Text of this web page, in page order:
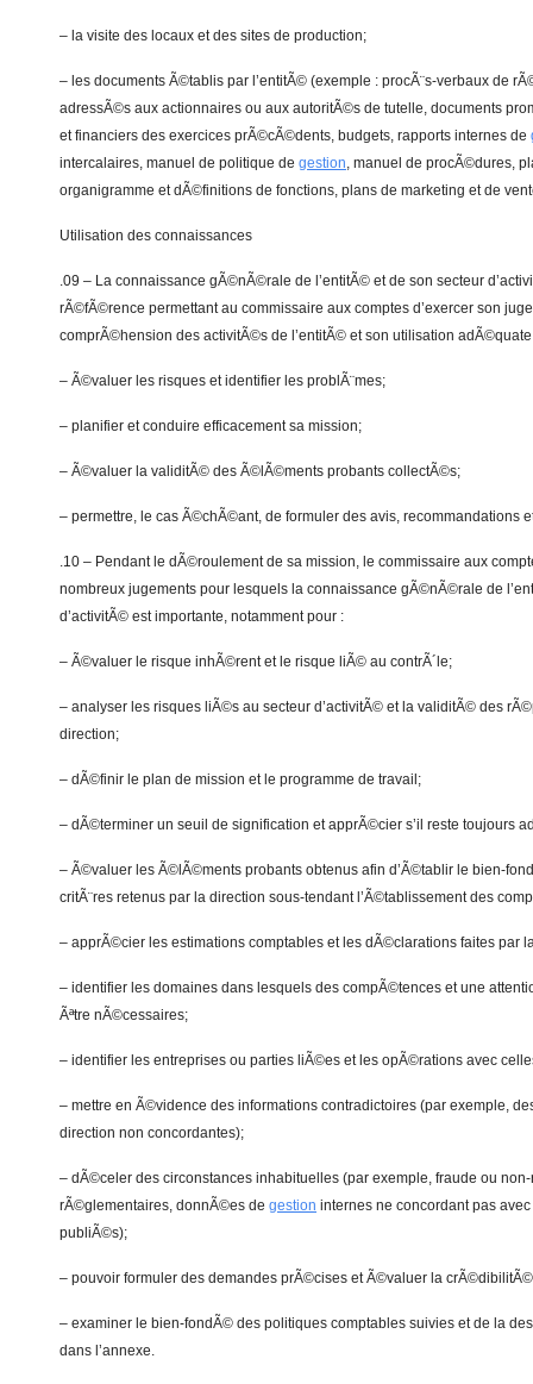
– la visite des locaux et des sites de production;
– les documents Ã©tablis par l’entitÃ© (exemple : procÃ¨s-verbaux de
adressÃ©s aux actionnaires ou aux autoritÃ©s de tutelle, documents
et financiers des exercices prÃ©cÃ©dents, budgets, rapports internes de
intercalaires, manuel de politique de gestion, manuel de procÃ©dures,
organigramme et dÃ©finitions de fonctions, plans de marketing et de
Utilisation des connaissances
.09 – La connaissance gÃ©nÃ©rale de l’entitÃ© et de son secteur
rÃ©fÃ©rence permettant au commissaire aux comptes d’exercer son
comprÃ©hension des activitÃ©s de l’entitÃ© et son utilisation
– Ã©valuer les risques et identifier les problÃ¨mes;
– planifier et conduire efficacement sa mission;
– Ã©valuer la validitÃ© des Ã©lÃ©ments probants collectÃ©s;
– permettre, le cas Ã©chÃ©ant, de formuler des avis, recommandations
.10 – Pendant le dÃ©roulement de sa mission, le commissaire aux
nombreux jugements pour lesquels la connaissance gÃ©nÃ©rale de
d’activitÃ© est importante, notamment pour :
– Ã©valuer le risque inhÃ©rent et le risque liÃ© au contrÃ´le;
– analyser les risques liÃ©s au secteur d’activitÃ© et la validitÃ© des
direction;
– dÃ©finir le plan de mission et le programme de travail;
– dÃ©terminer un seuil de signification et apprÃ©cier s’il reste toujours
– Ã©valuer les Ã©lÃ©ments probants obtenus afin d’Ã©tablir le bien-
critÃ¨res retenus par la direction sous-tendant l’Ã©tablissement des
– apprÃ©cier les estimations comptables et les dÃ©clarations faites par
– identifier les domaines dans lesquels des compÃ©tences et une
Ãªtre nÃ©cessaires;
– identifier les entreprises ou parties liÃ©es et les opÃ©rations avec
– mettre en Ã©vidence des informations contradictoires (par exemple,
direction non concordantes);
– dÃ©celer des circonstances inhabituelles (par exemple, fraude ou
rÃ©glementaires, donnÃ©es de gestion internes ne concordant pas
publiÃ©s);
– pouvoir formuler des demandes prÃ©cises et Ã©valuer la
– examiner le bien-fondÃ© des politiques comptables suivies et de la
dans l’annexe.